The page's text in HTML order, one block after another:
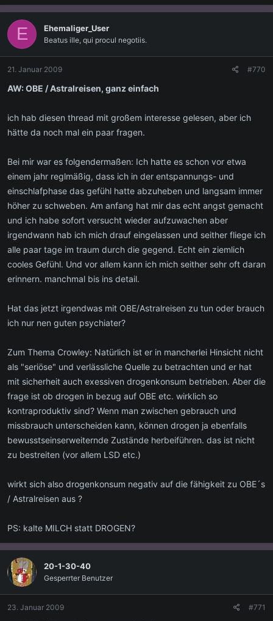
E Ehemaliger_User
Beatus ille, qui procul negotiis.
21. Januar 2009 #770
AW: OBE / Astralreisen, ganz einfach
ich hab diesen thread mit großem interesse gelesen, aber ich
hätte da noch mal ein paar fragen.
Bei mir war es folgendermaßen: Ich hatte es schon vor etwa
einem jahr reglmäßig, dass ich in der entspannungs- und
einschlafphase das gefühl hatte abzuheben und langsam immer
höher zu schweben. Am anfang hat mir das echt angst gemacht
und ich habe sofort versucht wieder aufzuwachen aber
irgendwann hab ich mich drauf eingelassen und seither fliege ich
alle paar tage im traum durch die gegend. Echt ein ziemlich
cooles Gefühl. Und vor allem kann ich mich seither sehr oft daran
erinnern. manchmal bis ins detail.
Hat das jetzt irgendwas mit OBE/Astralreisen zu tun oder brauch
ich nur nen guten psychiater?
Zum Thema Crowley: Natürlich ist er in mancherlei Hinsicht nicht
als "seriöse" und verlässliche Quelle zu betrachten und er hat
mit sicherheit auch exessiven drogenkonsum betrieben. Aber die
frage ist ob drogen in bezug auf OBE etc. wirklich so
kontraproduktiv sind? Wenn man zwischen gebrauch und
missbrauch unterscheiden kann, können drogen ja ebenfalls
bewusstseinserweiternde Zustände herbeiführen. das ist nicht
zu bestreiten (vor allem LSD etc.)
wirkt sich also drogenkonsum negativ auf die fähigkeit zu OBE´s
/ Astralreisen aus ?
PS: kalte MILCH statt DROGEN?
20-1-30-40
Gesperrter Benutzer
23. Januar 2009 #771